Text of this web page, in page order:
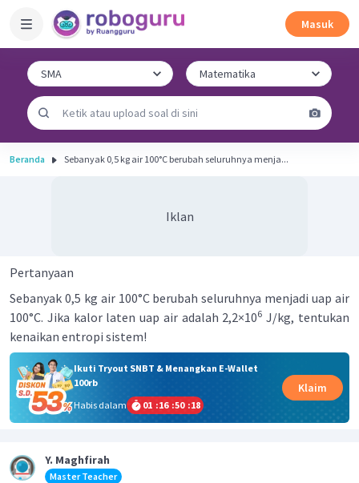
Masuk
Beranda Sebanyak 0,5 kg air 100°C berubah seluruhnya menja...
Iklan
Pertanyaan
Sebanyak 0,5 kg air 100°C berubah seluruhnya menjadi uap air
100°C. Jika kalor laten uap air adalah 2,2×106 J/kg, tentukan
kenaikan entropi sistem!
Ikuti Tryout SNBT & Menangkan E-Wallet
100rb
Habis dalam
01 :16 :50 :18
Klaim
Y. Maghfirah
Master Teacher